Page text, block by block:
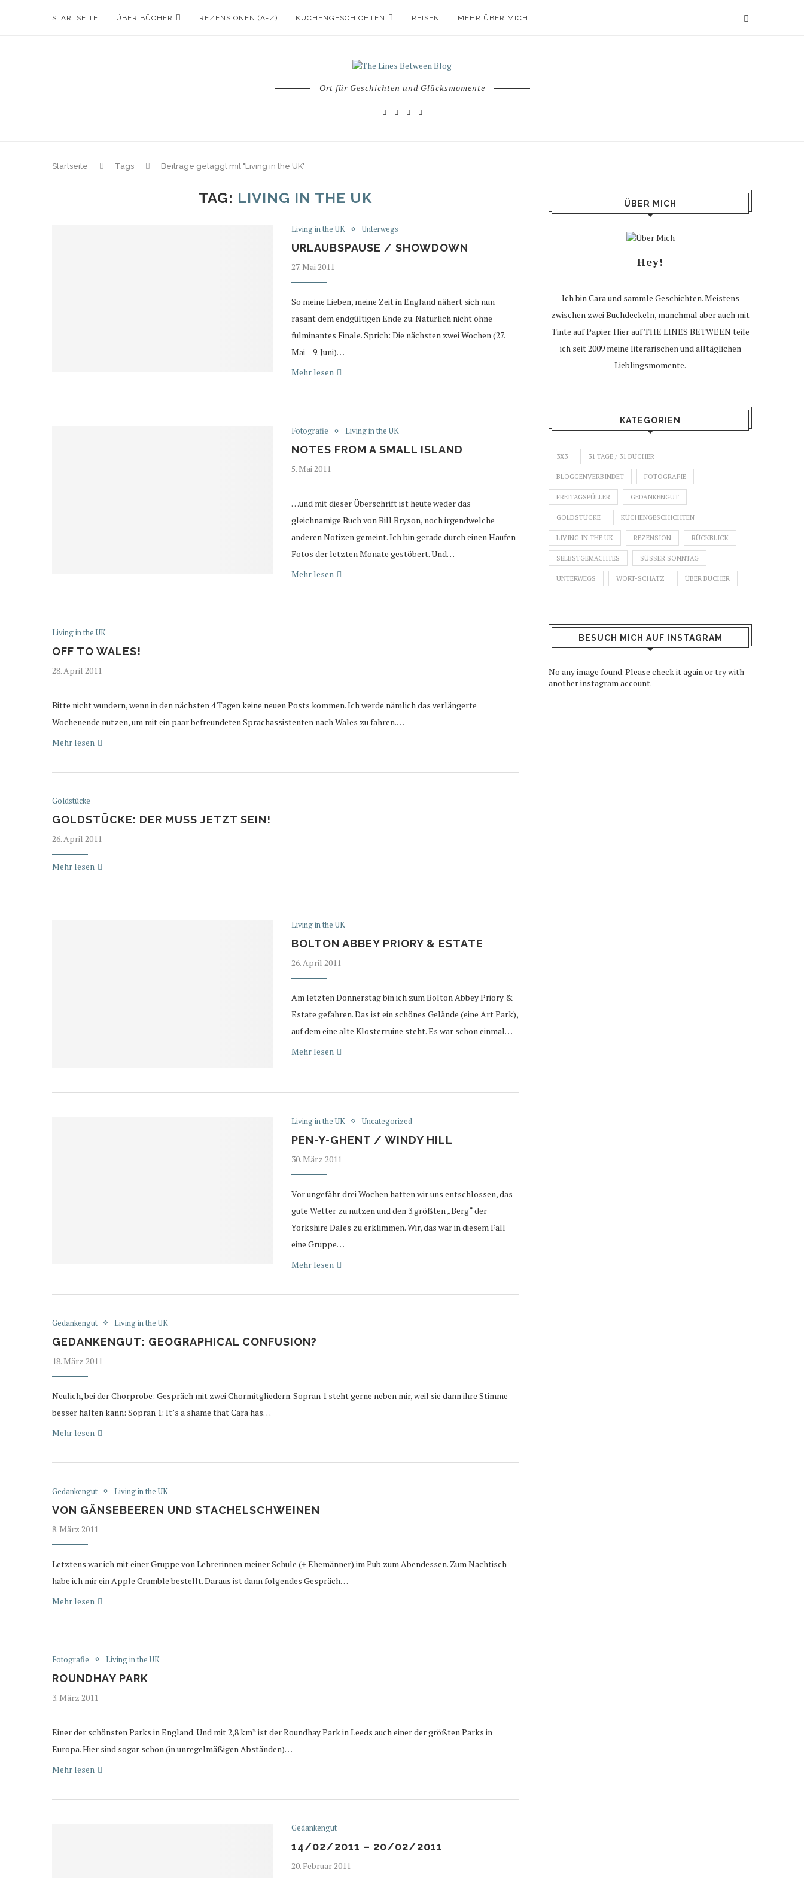
STARTSEITE ÜBER BÜCHER REZENSIONEN (A-Z) KÜCHENGESCHICHTEN REISEN MEHR ÜBER MICH
Ort für Geschichten und Glücksmomente
Startseite Tags Beiträge getaggt mit "Living in the UK"
TAG: LIVING IN THE UK
Living in the UK Unterwegs
URLAUBSPAUSE / SHOWDOWN
27. Mai 2011
So meine Lieben, meine Zeit in England nähert sich nun
rasant dem endgültigen Ende zu. Natürlich nicht ohne
fulminantes Finale. Sprich: Die nächsten zwei Wochen (27.
Mai – 9. Juni)…
Mehr lesen
Fotografie Living in the UK
NOTES FROM A SMALL ISLAND
5. Mai 2011
…und mit dieser Überschrift ist heute weder das
gleichnamige Buch von Bill Bryson, noch irgendwelche
anderen Notizen gemeint. Ich bin gerade durch einen Haufen
Fotos der letzten Monate gestöbert. Und…
Mehr lesen
Living in the UK
OFF TO WALES!
28. April 2011
Bitte nicht wundern, wenn in den nächsten 4 Tagen keine neuen Posts kommen. Ich werde nämlich das verlängerte
Wochenende nutzen, um mit ein paar befreundeten Sprachassistenten nach Wales zu fahren.…
Mehr lesen
Goldstücke
GOLDSTÜCKE: DER MUSS JETZT SEIN!
26. April 2011
Mehr lesen
Living in the UK
BOLTON ABBEY PRIORY & ESTATE
26. April 2011
Am letzten Donnerstag bin ich zum Bolton Abbey Priory &
Estate gefahren. Das ist ein schönes Gelände (eine Art Park),
auf dem eine alte Klosterruine steht. Es war schon einmal…
Mehr lesen
Living in the UK Uncategorized
PEN-Y-GHENT / WINDY HILL
30. März 2011
Vor ungefähr drei Wochen hatten wir uns entschlossen, das
gute Wetter zu nutzen und den 3.größten „Berg“ der
Yorkshire Dales zu erklimmen. Wir, das war in diesem Fall
eine Gruppe…
Mehr lesen
Gedankengut Living in the UK
GEDANKENGUT: GEOGRAPHICAL CONFUSION?
18. März 2011
Neulich, bei der Chorprobe: Gespräch mit zwei Chormitgliedern. Sopran 1 steht gerne neben mir, weil sie dann ihre Stimme
besser halten kann: Sopran 1: It’s a shame that Cara has…
Mehr lesen
Gedankengut Living in the UK
VON GÄNSEBEEREN UND STACHELSCHWEINEN
8. März 2011
Letztens war ich mit einer Gruppe von Lehrerinnen meiner Schule (+ Ehemänner) im Pub zum Abendessen. Zum Nachtisch
habe ich mir ein Apple Crumble bestellt. Daraus ist dann folgendes Gespräch…
Mehr lesen
Fotografie Living in the UK
ROUNDHAY PARK
3. März 2011
Einer der schönsten Parks in England. Und mit 2,8 km² ist der Roundhay Park in Leeds auch einer der größten Parks in
Europa. Hier sind sogar schon (in unregelmäßigen Abständen)…
Mehr lesen
Gedankengut
14/02/2011 – 20/02/2011
20. Februar 2011
ÜBER MICH
Hey!
Ich bin Cara und sammle Geschichten. Meistens
zwischen zwei Buchdeckeln, manchmal aber auch mit
Tinte auf Papier. Hier auf THE LINES BETWEEN teile
ich seit 2009 meine literarischen und alltäglichen
Lieblingsmomente.
KATEGORIEN
3X3 31 TAGE / 31 BÜCHER
BLOGGENVERBINDET FOTOGRAFIE
FREITAGSFÜLLER GEDANKENGUT
GOLDSTÜCKE KÜCHENGESCHICHTEN
LIVING IN THE UK REZENSION RÜCKBLICK
SELBSTGEMACHTES SÜSSER SONNTAG
UNTERWEGS WORT-SCHATZ ÜBER BÜCHER
BESUCH MICH AUF INSTAGRAM
No any image found. Please check it again or try with
another instagram account.